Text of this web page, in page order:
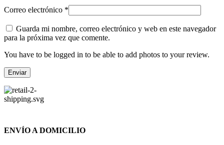
Correo electrónico *
Guarda mi nombre, correo electrónico y web en este navegador
para la próxima vez que comente.
You have to be logged in to be able to add photos to your review.
ENVÍO A DOMICILIO